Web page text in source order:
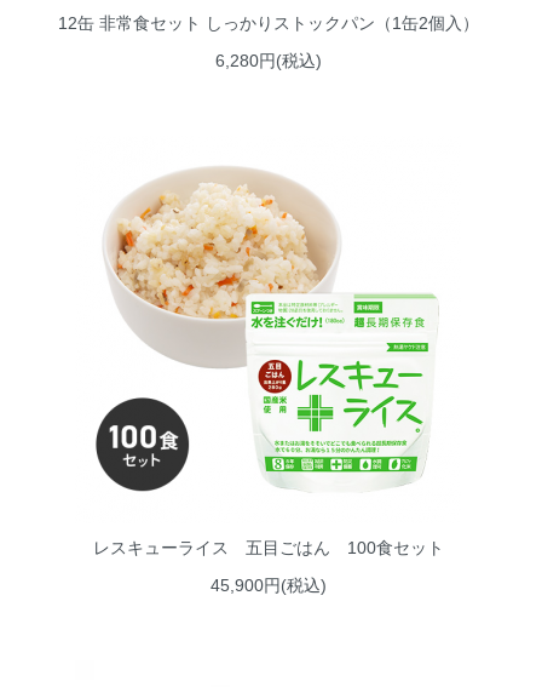
12缶 非常食セット しっかりストックパン（1缶2個入）
6,280円(税込)
レスキューライス 五目ごはん 100食セット
45,900円(税込)